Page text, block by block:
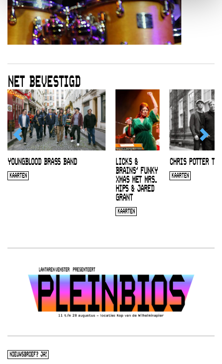
NET BEVESTIGD
YOUNGBLOOD BRASS BAND
KAARTEN
LICKS &
BRAINS’ FUNKY
XMAS MET MRS.
HIPS & JARED
GRANT
KAARTEN
CHRIS POTTER
KAARTEN
NIEUWSBRIEF? JA!